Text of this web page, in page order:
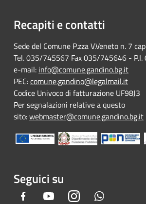
Recapiti e contatti
Sede del Comune P.zza V.Veneto n. 7
Tel. 035/745567 Fax 035/745646 -
e-mail: info@comune.gandino.bg.it
PEC:comune.gandino@legalmail.it
Codice Univoco di fatturazione UF98J3
Per segnalazioni relative a questo
sito:webmaster@comune.gandino.bg.it
Seguici su
Facebook YoutubeInstagram